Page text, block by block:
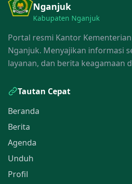
Nganjuk
Kabupaten Nganjuk
Portal resmi Kantor
Nganjuk. Menyajikan informasi
layanan, dan berita keagamaan
Tautan Cepat
Beranda
Berita
Agenda
Unduh
Profil